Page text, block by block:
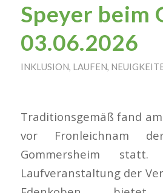
Speyer beim
03.06.2026
INKLUSION, LAUFEN,
Traditionsgemäß fand
vor Fronleichnam
Gommersheim
Laufveranstaltung der